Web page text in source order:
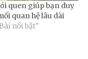
quen giúp bạn duy
quan hệ lâu dài
nổi bật"